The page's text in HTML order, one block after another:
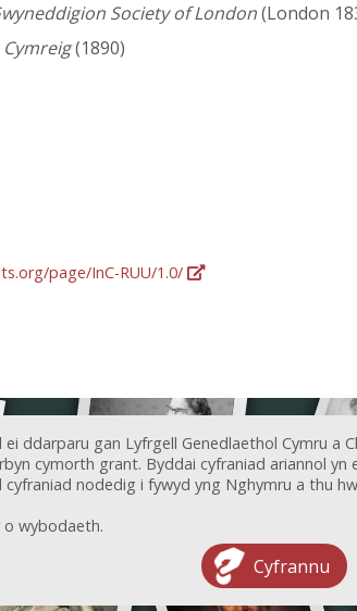
Society of London(London
(1890)
page/InC-RUU/1.0/
ddarparu gan Lyfrgell Genedlaethol Cymru a
cymorth grant. Byddai cyfraniad ariannol
nodedig i fywyd yng Nghymru a thu
o wybodaeth.
Cyfrannu